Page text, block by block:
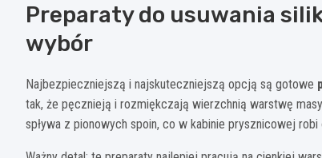
Preparaty do usuwania
wybór
Najbezpieczniejszą i najskuteczniejszą opcją są gotowe
tak, że pęcznieją i rozmiękczają wierzchnią warstwę
spływa z pionowych spoin, co w kabinie prysznicowej robi